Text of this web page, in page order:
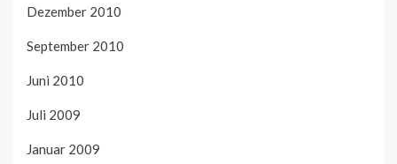
Dezember 2010
September 2010
Juni 2010
Juli 2009
Januar 2009